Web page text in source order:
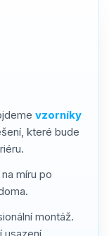
vzorníky
které bude
míru po
montáž.